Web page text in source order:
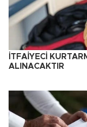
İTFAİYECİ
ALINACAKTIR